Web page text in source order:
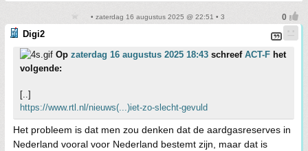
• zaterdag 16 augustus 2025 @ 22:51 • 3
Digi2
Op zaterdag 16 augustus 2025 18:43 schreef ACT-F het
volgende:
[..]
https://www.rtl.nl/nieuws(...)iet-zo-slecht-gevuld
Het probleem is dat men zou denken dat de aardgasreserves in
Nederland vooral voor Nederland bestemt zijn, maar dat is